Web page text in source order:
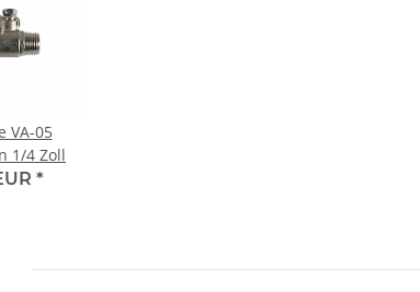
VA-05
1/4 Zoll
*